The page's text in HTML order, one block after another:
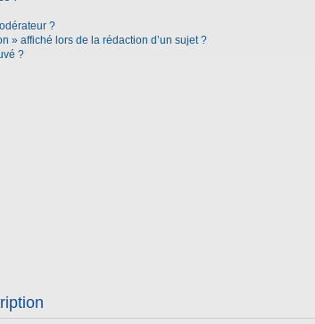
?
» affiché lors de la rédaction d’un sujet ?
?